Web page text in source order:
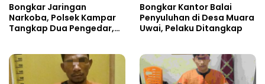
Bongkar Jaringan
Narkoba, Polsek Kampar
Tangkap Dua Pengedar,
Bongkar Kantor Balai
Penyuluhan di Desa Muara
Uwai, Pelaku Ditangkap